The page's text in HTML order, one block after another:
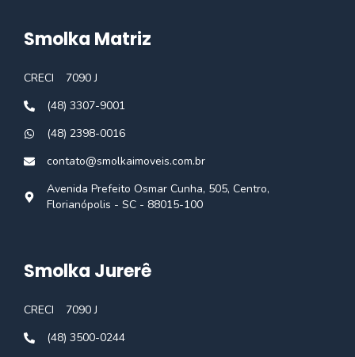
Smolka Matriz
CRECI
7090 J
(48) 3307-9001
(48) 2398-0016
contato@smolkaimoveis.com.br
Avenida Prefeito Osmar Cunha, 505, Centro,
Florianópolis - SC - 88015-100
Smolka Jurerê
CRECI
7090 J
(48) 3500-0244